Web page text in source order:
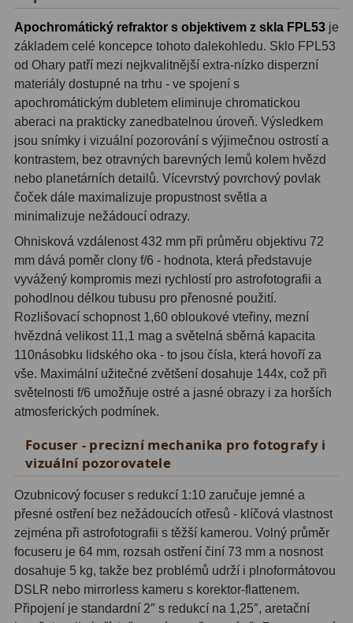
Filtry L-RGB7
Filtry Pass6
Filtry Block
Filtry Clip5
Filtry CCD Hα, OIII7
Filtrová kola a rámy16
Rovnače a reduktory 13
Zaostření 11
ADC, Tilting14
Komponenty78
Helical výtahy 11
Okulárové výtahy44
Adaptéry k okulárovým
výtahům8
Primární zrcadla9
Sekundární zrcadla6
Příslušenství 188
Redukce 1,25" a 2"17
Apochromátický refraktor s objektivem z skla FPL53 je
základem celé koncepce tohoto dalekohledu. Sklo FPL53
od Ohary patří mezi nejkvalitnější extra-nízko disperzní
materiály dostupné na trhu - ve spojení s
apochromátickým dubletem eliminuje chromatickou
aberaci na prakticky zanedbatelnou úroveň. Výsledkem
jsou snímky i vizuální pozorování s výjimečnou ostrostí a
kontrastem, bez otravných barevných lemů kolem hvězd
nebo planetárních detailů. Vícevrstvý povrchový povlak
čoček dále maximalizuje propustnost světla a
minimalizuje nežádoucí odrazy.
Ohnisková vzdálenost 432 mm při průměru objektivu 72
mm dává poměr clony f/6 - hodnota, která představuje
vyvážený kompromis mezi rychlostí pro astrofotografii a
pohodlnou délkou tubusu pro přenosné použití.
Rozlišovací schopnost 1,60 obloukové vteřiny, mezní
hvězdná velikost 11,1 mag a světelná sběrná kapacita
110násobku lidského oka - to jsou čísla, která hovoří za
vše. Maximální užitečné zvětšení dosahuje 144x, což při
světelnosti f/6 umožňuje ostré a jasné obrazy i za horších
atmosferických podmínek.
Focuser - precizní mechanika pro fotografy i
vizuální pozorovatele
Ozubnicový focuser s redukcí 1:10 zaručuje jemné a
přesné ostření bez nežádoucích otřesů - klíčová vlastnost
zejména při astrofotografii s těžší kamerou. Volný průměr
focuseru je 64 mm, rozsah ostření činí 73 mm a nosnost
dosahuje 5 kg, takže bez problémů udrží i plnoformátovou
DSLR nebo mirrorless kameru s korektor-flattenem.
Připojení je standardní 2″ s redukcí na 1,25″, aretační